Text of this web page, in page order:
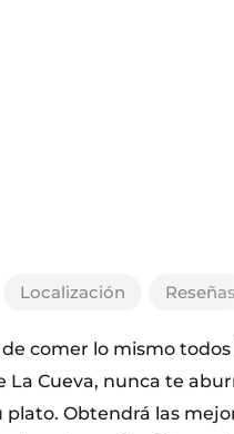
Localización Reseñas
comer lo mismo todos
La Cueva, nunca te
plato. Obtendrá las